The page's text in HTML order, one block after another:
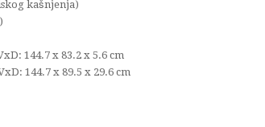
kašnjenja)
144.7 x 83.2 x 5.6 cm
144.7 x 89.5 x 29.6 cm